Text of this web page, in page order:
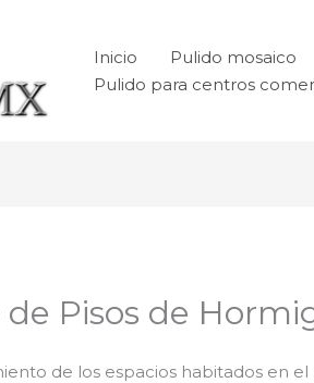
Inicio Pulido mosaico
Pulido para centros
de Pisos de
de los espacios habitados en